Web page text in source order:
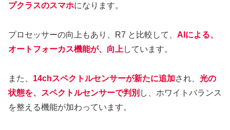
プクラスのスマホになります。
プロセッサーの向上もあり、R7 と比較して、 AIによる、
オートフォーカス機能が、向上 しています。
また、 14chスペクトルセンサーが新たに追加され、 光の
状態を、スペクトルセンサーで判別 し、ホワイトバランス
を整える機能が加わっています。